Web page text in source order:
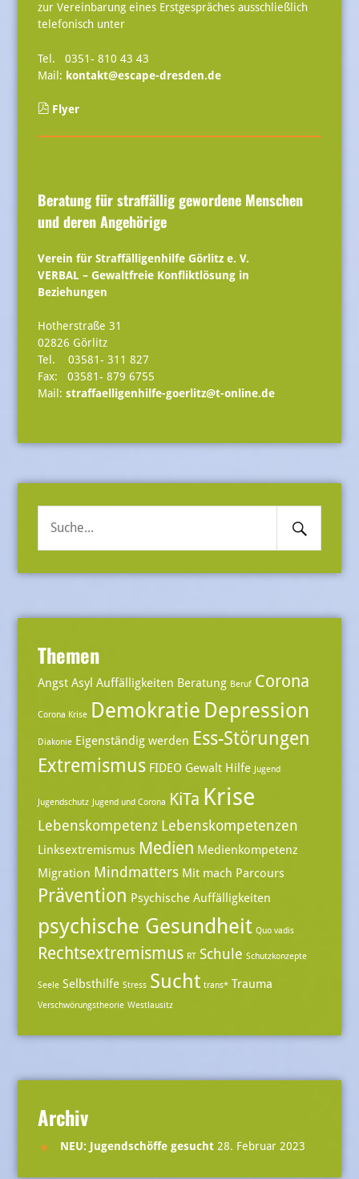
zur Vereinbarung eines Erstgespräches ausschließlich
telefonisch unter
Tel. 0351- 810 43 43
Mail: kontakt@escape-dresden.de
Flyer
Beratung für straffällig gewordene Menschen
und deren Angehörige
Verein für Straffälligenhilfe Görlitz e. V.
VERBAL – Gewaltfreie Konfliktlösung in
Beziehungen
Hotherstraße 31
02826 Görlitz
Tel. 03581- 311 827
Fax: 03581- 879 6755
Mail: straffaelligenhilfe-goerlitz@t-online.de
Suche
Search
Submit
Themen
Angst Asyl Auffälligkeiten Beratung Beruf Corona
Corona Krise Demokratie Depression
Diakonie Eigenständig werden Ess-Störungen
Extremismus FIDEO Gewalt Hilfe Jugend
Jugendschutz Jugend und Corona KiTa Krise
Lebenskompetenz Lebenskompetenzen
Linksextremismus Medien Medienkompetenz
Migration Mindmatters Mit mach Parcours
Prävention Psychische Auffälligkeiten
psychische Gesundheit Quo vadis
Rechtsextremismus RT Schule Schutzkonzepte
Seele Selbsthilfe Stress Sucht trans* Trauma
Verschwörungstheorie Westlausitz
Archiv
NEU: Jugendschöffe gesucht 28. Februar 2023